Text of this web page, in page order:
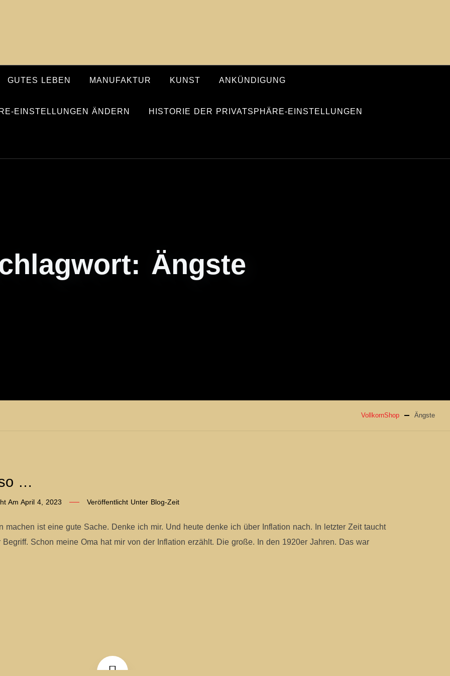
GUTES LEBEN MANUFAKTUR KUNST ANKÜNDIGUNG
EINSTELLUNGEN ÄNDERN HISTORIE DER PRIVATSPHÄRE-EINSTELLUNGEN
Ängste
VollkornShop Ängste
…
Am April 4, 2023 Veröffentlicht Unter Blog-Zeit
machen ist eine gute Sache. Denke ich mir. Und heute denke ich über Inflation nach. In letzter Zeit taucht
Begriff. Schon meine Oma hat mir von der Inflation erzählt. Die große. In den 1920er Jahren. Das war